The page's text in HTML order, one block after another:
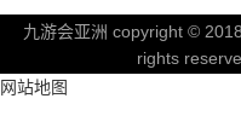
九游会亚洲 copyright ©
rights
网站地图